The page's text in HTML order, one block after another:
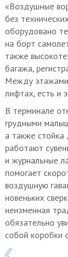
«Воздушные
без
оборудовано
на борт
также
багажа,
Между
лифтах, есть и
В терминале
грудными
а также
работают
и журнальные
помогает
воздушную
новеньких
неизменная
обязательно
собой коробки